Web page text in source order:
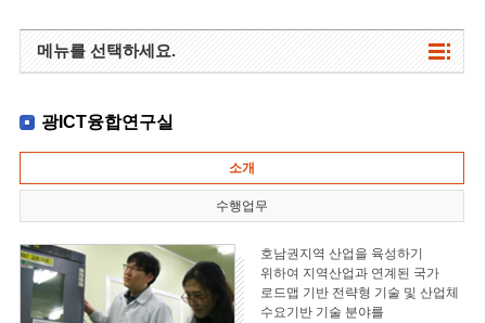
메뉴를 선택하세요.
광ICT융합연구실
소개
수행업무
호남권지역 산업을 육성하기
위하여 지역산업과 연계된 국가
로드맵 기반 전략형 기술 및 산업체
수요기반 기술 분야를